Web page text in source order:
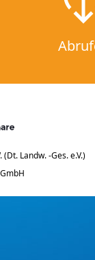
(Dt. Landw. -Ges. e.V.)